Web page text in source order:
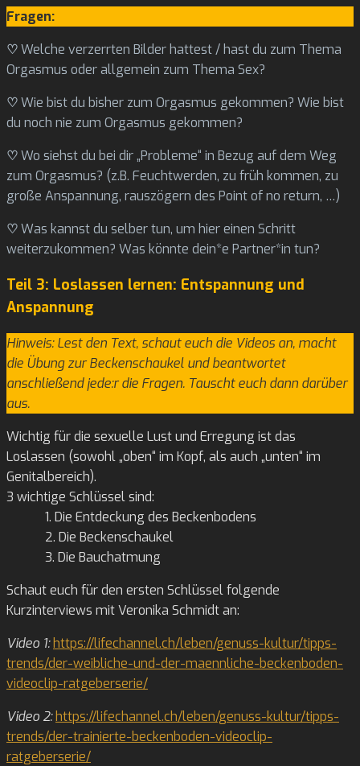
Fragen:
♡Welche verzerrten Bilder hattest / hast du zum Thema
Orgasmus oder allgemein zum Thema Sex?
♡Wie bist du bisher zum Orgasmus gekommen? Wie bist
du noch nie zum Orgasmus gekommen?
♡Wo siehst du bei dir „Probleme“ in Bezug auf dem Weg
zum Orgasmus? (z.B. Feuchtwerden, zu früh kommen, zu
große Anspannung, rauszögern des Point of no return, …)
♡Was kannst du selber tun, um hier einen Schritt
weiterzukommen? Was könnte dein*e Partner*in tun?
Teil 3: Loslassen lernen: Entspannung und
Anspannung
Hinweis: Lest den Text, schaut euch die Videos an, macht
die Übung zur Beckenschaukel und beantwortet
anschließend jede:r die Fragen. Tauscht euch dann darüber
aus.
Wichtig für die sexuelle Lust und Erregung ist das
Loslassen (sowohl „oben“ im Kopf, als auch „unten“ im
Genitalbereich).
3 wichtige Schlüssel sind:
1. Die Entdeckung des Beckenbodens
2. Die Beckenschaukel
3. Die Bauchatmung
Schaut euch für den ersten Schlüssel folgende
Kurzinterviews mit Veronika Schmidt an:
Video 1: https://lifechannel.ch/leben/genuss-kultur/tipps-
trends/der-weibliche-und-der-maennliche-beckenboden-
videoclip-ratgeberserie/
Video 2: https://lifechannel.ch/leben/genuss-kultur/tipps-
trends/der-trainierte-beckenboden-videoclip-
ratgeberserie/